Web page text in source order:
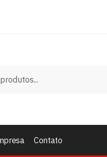
Contato